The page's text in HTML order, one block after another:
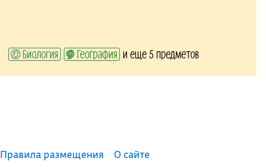
Биология География и еще 5 предметов
Правила размещения О сайте